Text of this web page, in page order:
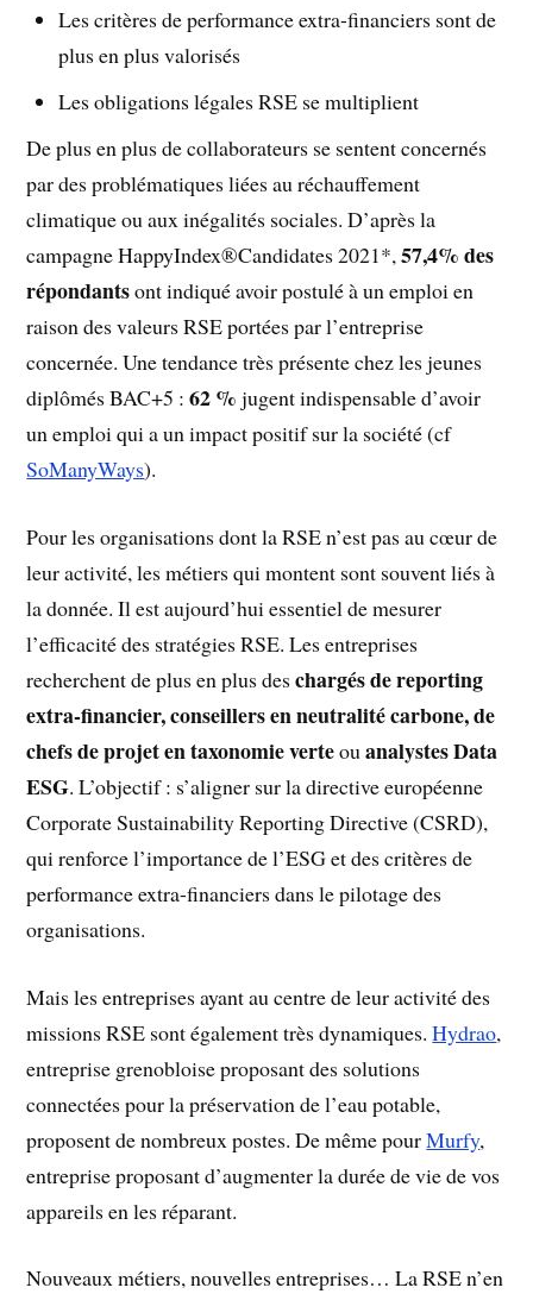
Les critères de performance extra-financiers sont de
plus en plus valorisés
Les obligations légales RSE se multiplient
De plus en plus de collaborateurs se sentent concernés
par des problématiques liées au réchauffement
climatique ou aux inégalités sociales. D’après la
campagne HappyIndex®Candidates 2021*,57,4% des
répondantsont indiqué avoir postulé à un emploi en
raison des valeurs RSE portées par l’entreprise
concernée. Une tendance très présente chez les jeunes
diplômés BAC+5 :62 % jugent indispensable d’avoir
un emploi qui a un impact positif sur la société (cf
SoManyWays).
Pour les organisations dont la RSE n’est pas au cœur de
leur activité, les métiers qui montent sont souvent liés à
la donnée. Il est aujourd’hui essentiel de mesurer
l’efficacité des stratégies RSE. Les entreprises
recherchent de plus en plus deschargés de reporting
extra-financier, conseillers en neutralité carbone, de
chefs de projet en taxonomie verteouanalystes Data
ESG. L’objectif : s’aligner sur la directive européenne
Corporate Sustainability Reporting Directive (CSRD),
qui renforce l’importance de l’ESG et des critères de
performance extra-financiers dans le pilotage des
organisations.
Mais les entreprises ayant au centre de leur activité des
missions RSE sont également très dynamiques.Hydrao,
entreprise grenobloise proposant des solutions
connectées pour la préservation de l’eau potable,
proposent de nombreux postes. De même pourMurfy,
entreprise proposant d’augmenter la durée de vie de vos
appareils en les réparant.
Nouveaux métiers, nouvelles entreprises… La RSE n’en